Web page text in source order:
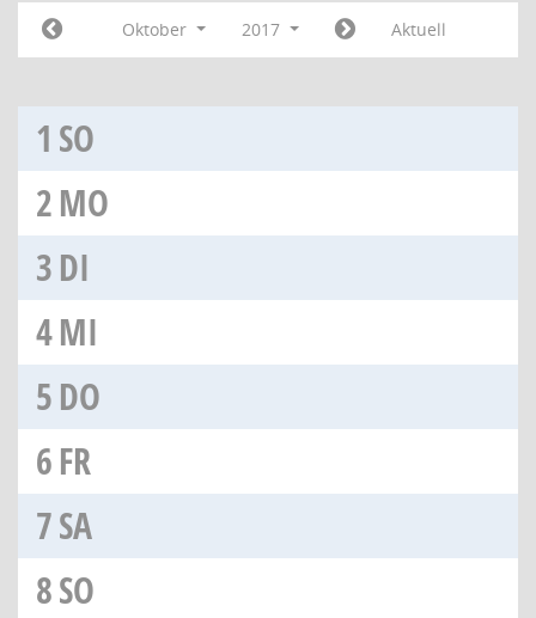
Oktober 2017 Aktuell
1 SO
2MO
3DI
4MI
5DO
6FR
7SA
8SO